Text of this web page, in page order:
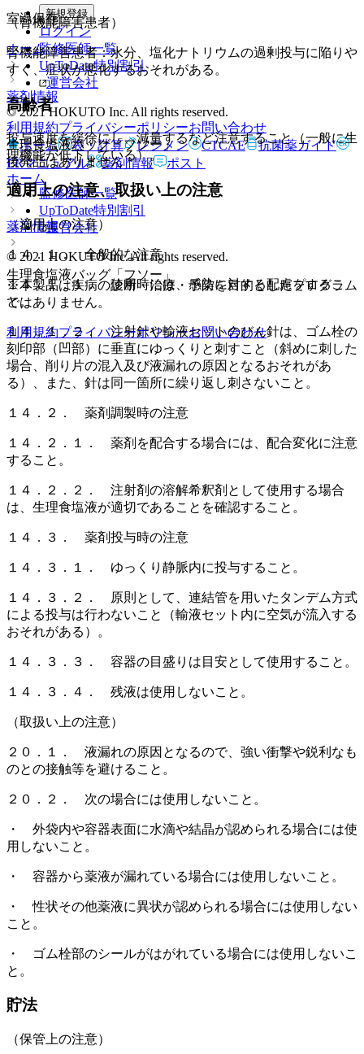
室温保存。
ホーム
薬剤情報
生理食塩液バッグ「フソー」
後発品はありません
ホーム
薬剤情報
生理食塩液バッグ「フソー」
（腎機能障害患者）
腎機能障害患者：水分、塩化ナトリウムの過剰投与に陥りや
すく、症状が悪化するおそれがある。
高齢者
投与速度を緩徐にし、減量するなど注意すること（一般に生
理機能が低下している）。
適用上の注意、取扱い上の注意
（適用上の注意）
１４．１． 全般的な注意
１４．１．１． 使用時には、感染に対する配慮をするこ
と。
１４．１．２． 注射針や輸液セットのびん針は、ゴム栓の
刻印部（凹部）に垂直にゆっくりと刺すこと（斜めに刺した
場合、削り片の混入及び液漏れの原因となるおそれがあ
る）、また、針は同一箇所に繰り返し刺さないこと。
１４．２． 薬剤調製時の注意
１４．２．１． 薬剤を配合する場合には、配合変化に注意
すること。
１４．２．２． 注射剤の溶解希釈剤として使用する場合
は、生理食塩液が適切であることを確認すること。
１４．３． 薬剤投与時の注意
１４．３．１． ゆっくり静脈内に投与すること。
１４．３．２． 原則として、連結管を用いたタンデム方式
による投与は行わないこと（輸液セット内に空気が流入する
おそれがある）。
１４．３．３． 容器の目盛りは目安として使用すること。
１４．３．４． 残液は使用しないこと。
（取扱い上の注意）
２０．１． 液漏れの原因となるので、強い衝撃や鋭利なも
のとの接触等を避けること。
２０．２． 次の場合には使用しないこと。
・ 外袋内や容器表面に水滴や結晶が認められる場合には使
用しないこと。
・ 容器から薬液が漏れている場合には使用しないこと。
・ 性状その他薬液に異状が認められる場合には使用しない
こと。
・ ゴム栓部のシールがはがれている場合には使用しないこ
と。
貯法
（保管上の注意）
新規登録
ログイン
監修医師一覧
UpToDate特別割引
運営会社
© 2021 HOKUTO Inc. All rights reserved.
利用規約プライバシーポリシーお問い合わせ
ホーム
表・計算 レジメン CTCAE
抗菌薬ガイド
ERマニュアル
薬剤情報 ポスト
監修医師一覧
UpToDate特別割引
運営会社
© 2021 HOKUTO Inc. All rights reserved.
※本製品は疾病の診断・治療・予防を目的としたプログラム
ではありません。
利用規約プライバシーポリシーお問い合わせ